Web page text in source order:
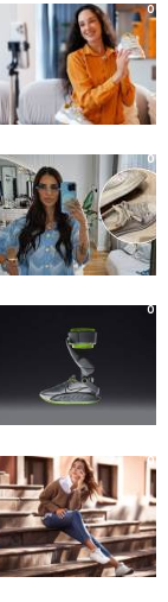
0
0
0
0